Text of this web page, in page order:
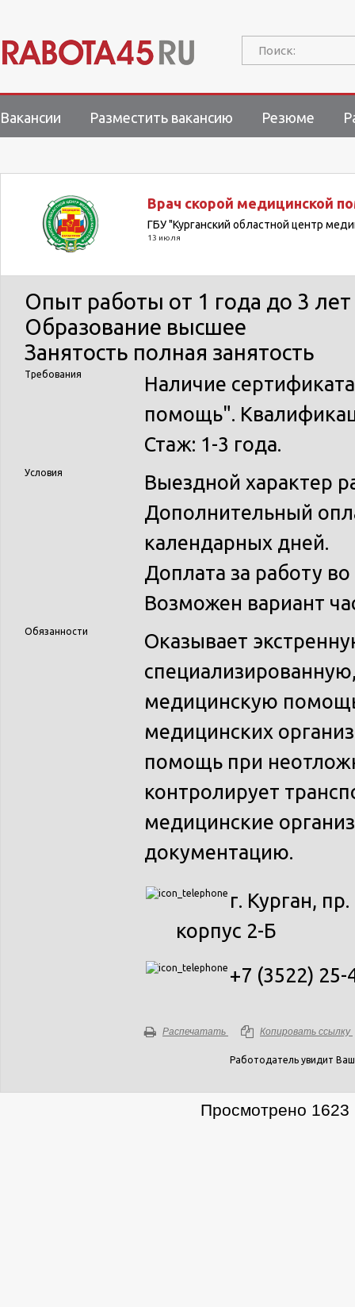
Поиск:
Вакансии Разместить вакансию Резюме
Врач скорой медицинской
ГБУ "Курганский областной центр
13 июля
Опыт работы от 1 года до 3 лет
Образование высшее
Занятость полная занятость
Требования
Наличие
помощь".
Стаж: 1-3 года.
Условия
Выездной характер
Дополнительный
календарных дней.
Доплата за работу
Возможен вариант
Обязанности
Оказывает
медицинскую
медицинских
помощь при
контролирует
медицинские
документацию.
г. Курган,
корпус 2-Б
+7 (3522) 25-
Распечатать Копировать ссылку
Работодатель увидит
Просмотрено